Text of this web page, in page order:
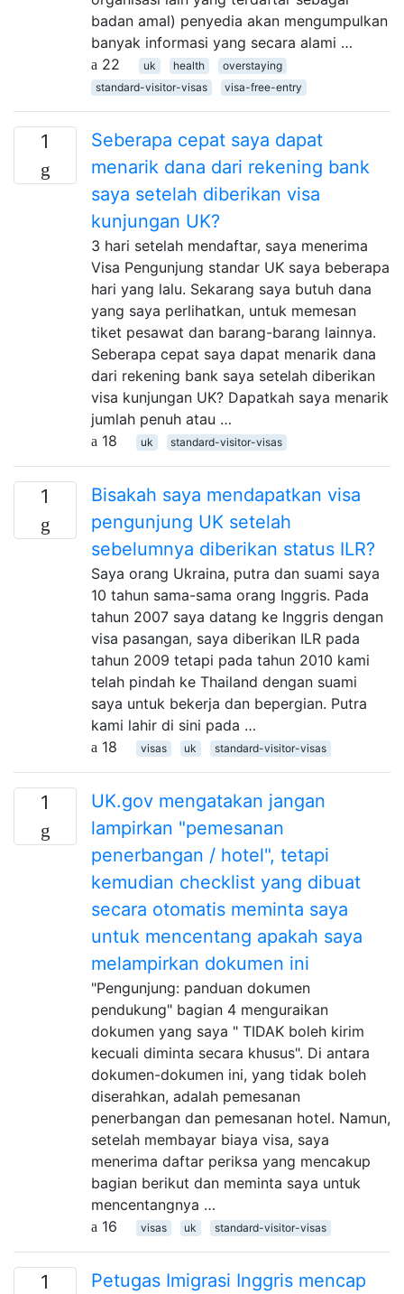
badan amal) penyedia akan mengumpulkan
banyak informasi yang secara alami …
22
uk health
overstaying
standard-visitor-visas
visa-free-entry
1
Seberapa cepat saya dapat
menarik dana dari rekening bank
saya setelah diberikan visa
kunjungan UK?
3 hari setelah mendaftar, saya menerima
Visa Pengunjung standar UK saya beberapa
hari yang lalu. Sekarang saya butuh dana
yang saya perlihatkan, untuk memesan
tiket pesawat dan barang-barang lainnya.
Seberapa cepat saya dapat menarik dana
dari rekening bank saya setelah diberikan
visa kunjungan UK? Dapatkah saya menarik
jumlah penuh atau …
18
uk standard-visitor-visas
1
Bisakah saya mendapatkan visa
pengunjung UK setelah
sebelumnya diberikan status ILR?
Saya orang Ukraina, putra dan suami saya
10 tahun sama-sama orang Inggris. Pada
tahun 2007 saya datang ke Inggris dengan
visa pasangan, saya diberikan ILR pada
tahun 2009 tetapi pada tahun 2010 kami
telah pindah ke Thailand dengan suami
saya untuk bekerja dan bepergian. Putra
kami lahir di sini pada …
18
visas uk standard-visitor-visas
1
UK.gov mengatakan jangan
lampirkan "pemesanan
penerbangan / hotel", tetapi
kemudian checklist yang dibuat
secara otomatis meminta saya
untuk mencentang apakah saya
melampirkan dokumen ini
"Pengunjung: panduan dokumen
pendukung" bagian 4 menguraikan
dokumen yang saya " TIDAK boleh kirim
kecuali diminta secara khusus". Di antara
dokumen-dokumen ini, yang tidak boleh
diserahkan, adalah pemesanan
penerbangan dan pemesanan hotel. Namun,
setelah membayar biaya visa, saya
menerima daftar periksa yang mencakup
bagian berikut dan meminta saya untuk
mencentangnya …
16
visas uk standard-visitor-visas
1
Petugas Imigrasi Inggris mencap